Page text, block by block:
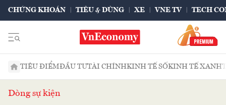
CHỨNG KHOÁN TIÊU & DÙNG XE VNE TV TECH
TIÊU ĐIỂMĐẦU TƯTÀI CHÍNHKINH TẾ SỐKINH TẾ XANH
Dòng sự kiện